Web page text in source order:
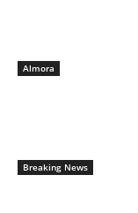
Almora
Breaking News